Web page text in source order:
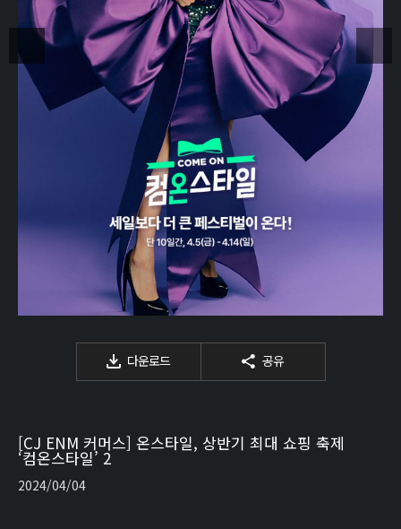
다운로드 공유
[CJ ENM 커머스] 온스타일, 상반기 최대 쇼핑 축제
‘컴온스타일’ 2
2024/04/04